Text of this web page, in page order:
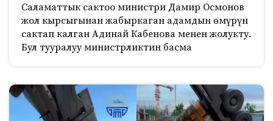
Саламаттык сактоо министри Дамир Осмонов
жол кырсыгынан жабыркаган адамдын өмүрүн
сактап калган Адинай Кабенова менен жолукту.
Бул тууралуу министрликтин басма